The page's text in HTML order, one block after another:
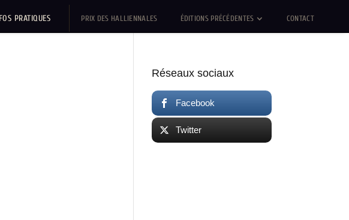
PRATIQUES PRIX DES HALLIENNALES ÉDITIONS PRÉCÉDENTES CONTACT
Réseaux sociaux
Facebook
Twitter